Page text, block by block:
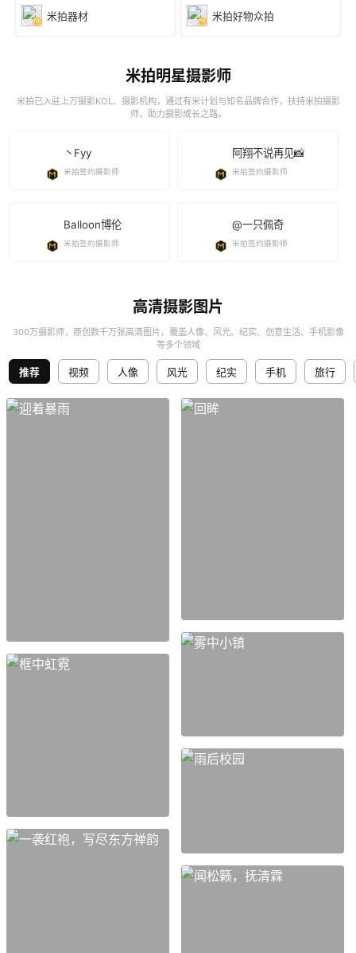
米拍器材
米拍好物众拍
米拍明星摄影师
米拍已入驻上万摄影KOL、摄影机构，通过有米计划与知名品牌合作，扶持米拍摄影
师，助力摄影成长之路。
丶Fyy
米拍签约摄影师
阿翔不说再见📸
米拍签约摄影师
Balloon博伦
米拍签约摄影师
@一只佩奇
米拍签约摄影师
高清摄影图片
300万摄影师，原创数千万张高清图片，覆盖人像、风光、纪实、创意生活、手机影像
等多个领域
推荐 视频 人像 风光 纪实 手机 旅行